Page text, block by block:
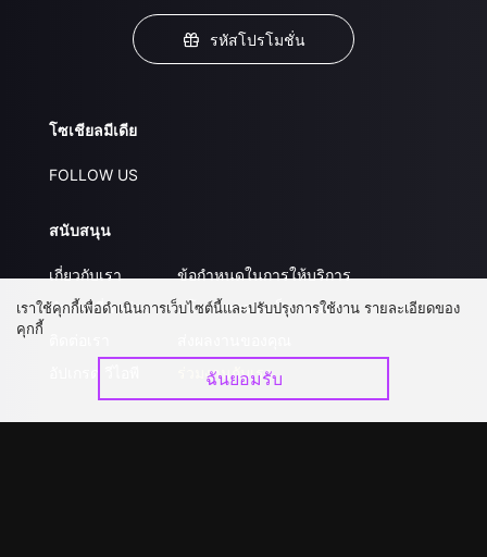
รหัสโปรโมชั่น
โซเชียลมีเดีย
FOLLOW US
สนับสนุน
เกี่ยวกับเรา
คำถามที่พบบ่อย
ข้อกำหนดในการให้บริการ
นโยบายความเป็นส่วนตัว
ร่วมงานกับเรา
เราใช้คุกกี้เพื่อดำเนินการเว็บไซต์นี้และปรับปรุงการใช้งาน รายละเอียดของ
คุกกี้
ฉันยอมรับ